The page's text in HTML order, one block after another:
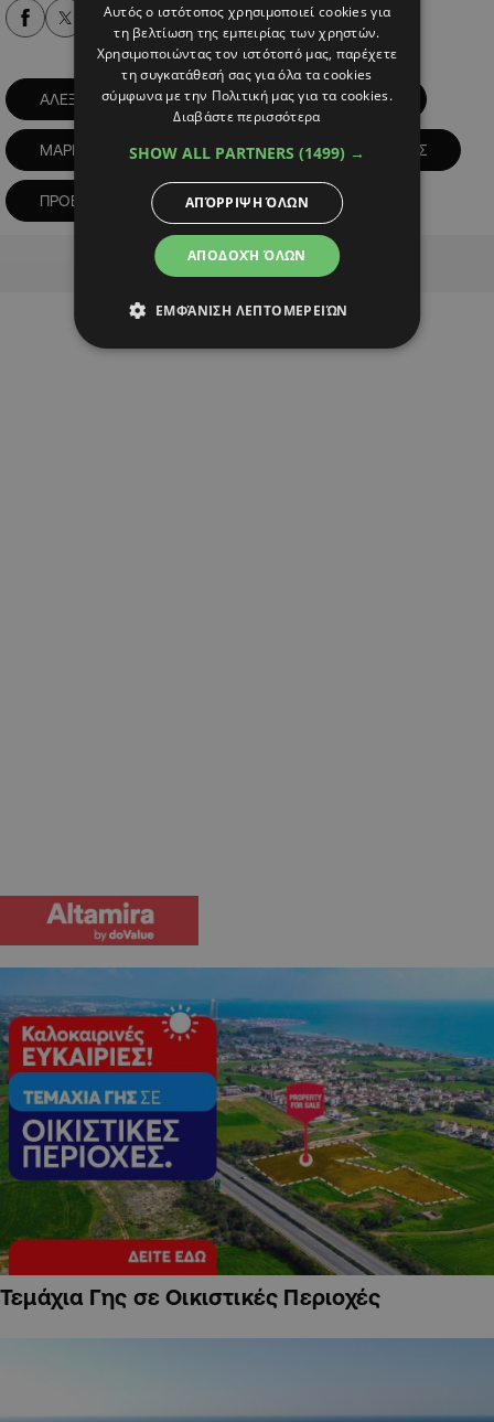
Alpha Podcasts
ΑΛΕΞΗΣ ΒΑΦΕΑΔΗΣ ΛΙΜΑΝΙ ΛΑΡΝΑΚΑΣ
ΜΑΡΙΝΑ ΛΑΡΝΑΚΑΣ ΝΙΚΟΣ ΧΡΙΣΤΟΔΟΥΛΙΔΗΣ
ΠΡΟΕΔΡΙΚΟ ΥΠΟΥΡΓΟΣ ΜΕΤΑΦΟΡΩΝ
Advertisement
Τεμάχια Γης σε Οικιστικές Περιοχές
Αυτός ο ιστότοπος χρησιμοποιεί cookies για
τη βελτίωση της εμπειρίας των χρηστών.
Χρησιμοποιώντας τον ιστότοπό μας, παρέχετε
τη συγκατάθεσή σας για όλα τα cookies
σύμφωνα με την Πολιτική μας για τα cookies.
Διαβάστε περισσότερα
SHOW ALL PARTNERS (1499) →
ΑΠΟΔΟΧΉ ΌΛΩΝ
ΑΠΌΡΡΙΨΗ ΌΛΩΝ
ΕΜΦΆΝΙΣΗ ΛΕΠΤΟΜΕΡΕΙΏΝ